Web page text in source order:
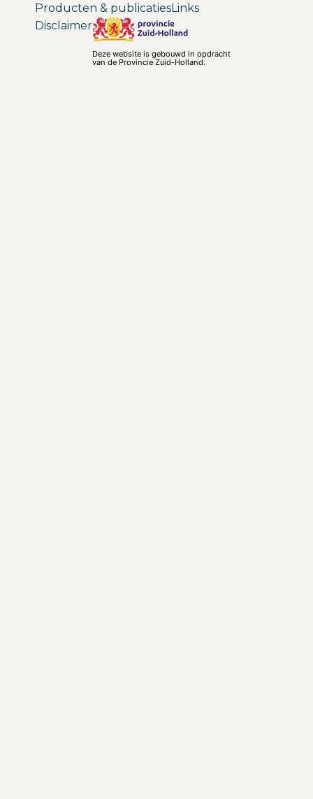
Producten & publicatiesLinks
Disclaimer
Deze website is gebouwd in opdracht
van de Provincie Zuid-Holland.